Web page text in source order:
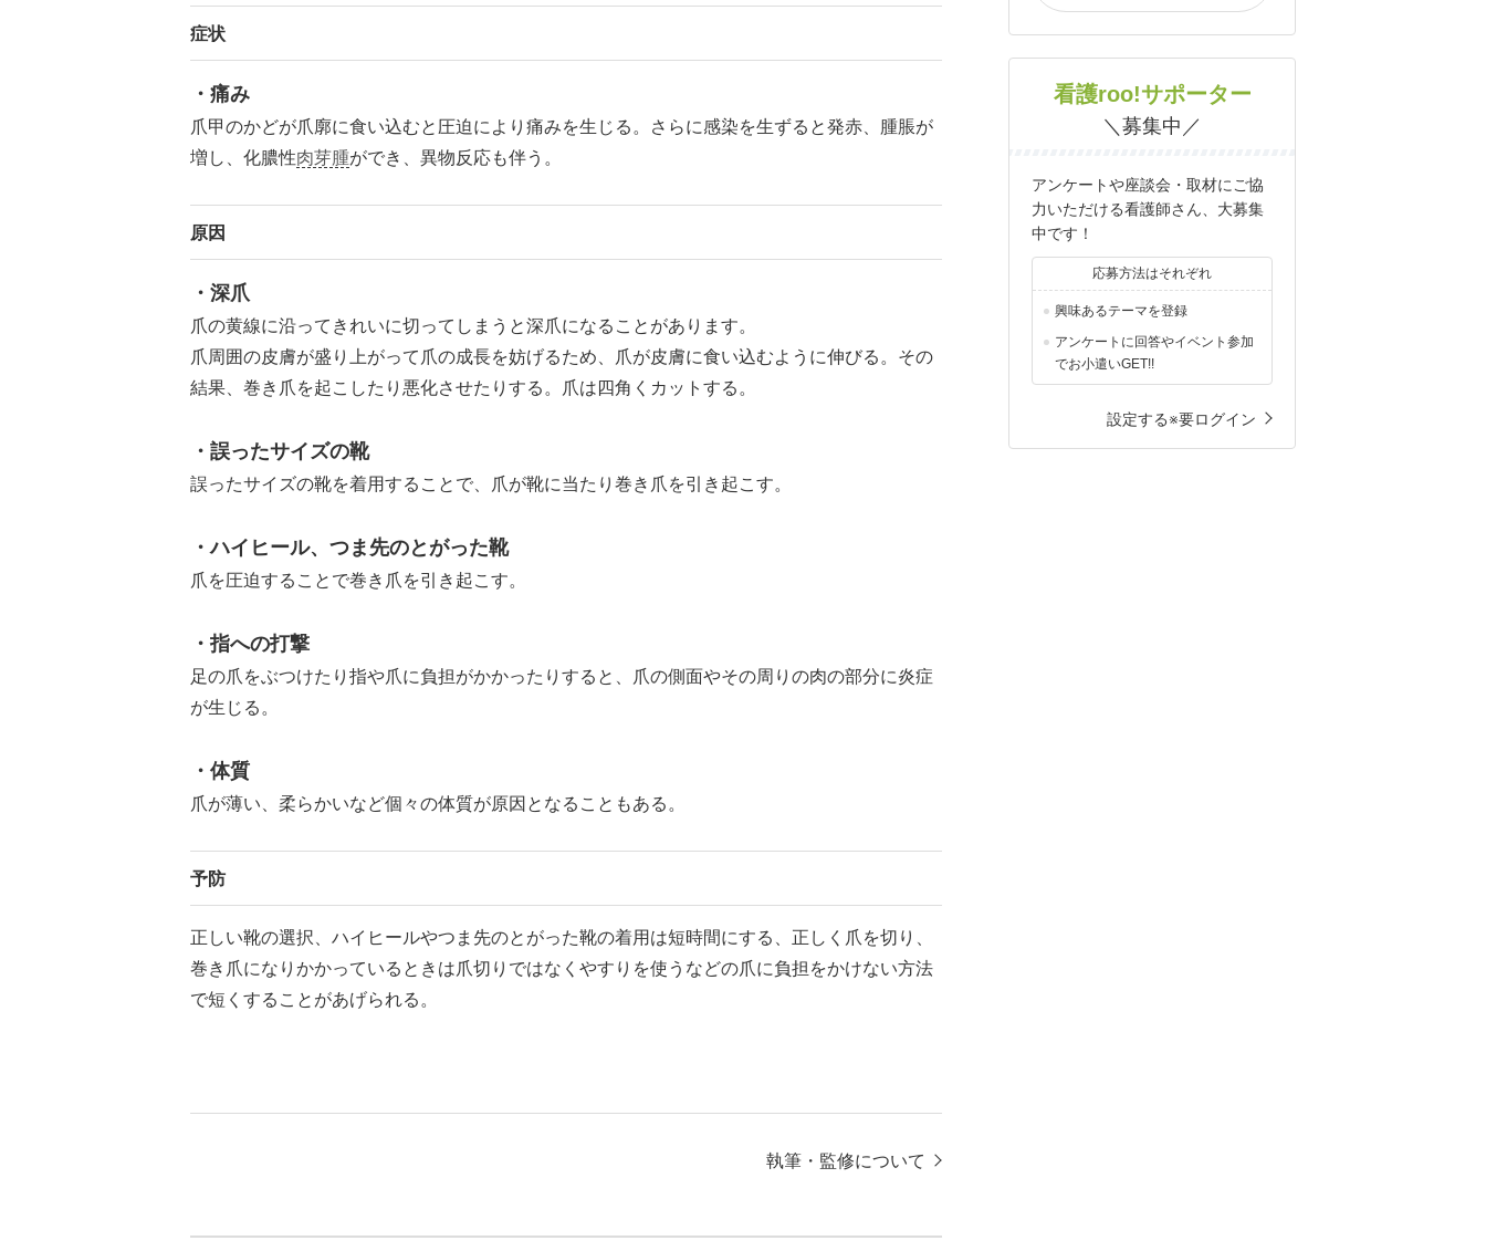
症状
・痛み
爪甲のかどが爪廓に食い込むと圧迫により痛みを生じる。さらに感染を生ずると発赤、腫脹が
増し、化膿性肉芽腫ができ、異物反応も伴う。
原因
・深爪
爪の黄線に沿ってきれいに切ってしまうと深爪になることがあります。
爪周囲の皮膚が盛り上がって爪の成長を妨げるため、爪が皮膚に食い込むように伸びる。その
結果、巻き爪を起こしたり悪化させたりする。爪は四角くカットする。
・誤ったサイズの靴
誤ったサイズの靴を着用することで、爪が靴に当たり巻き爪を引き起こす。
・ハイヒール、つま先のとがった靴
爪を圧迫することで巻き爪を引き起こす。
・指への打撃
足の爪をぶつけたり指や爪に負担がかかったりすると、爪の側面やその周りの肉の部分に炎症
が生じる。
・体質
爪が薄い、柔らかいなど個々の体質が原因となることもある。
予防
正しい靴の選択、ハイヒールやつま先のとがった靴の着用は短時間にする、正しく爪を切り、
巻き爪になりかかっているときは爪切りではなくやすりを使うなどの爪に負担をかけない方法
で短くすることがあげられる。
執筆・監修について
看護roo!サポーター
＼募集中／
アンケートや座談会・取材にご協
力いただける看護師さん、大募集
中です！
応募方法はそれぞれ
興味あるテーマを登録
アンケートに回答やイベント参加
でお小遣いGET!!
設定する※要ログイン